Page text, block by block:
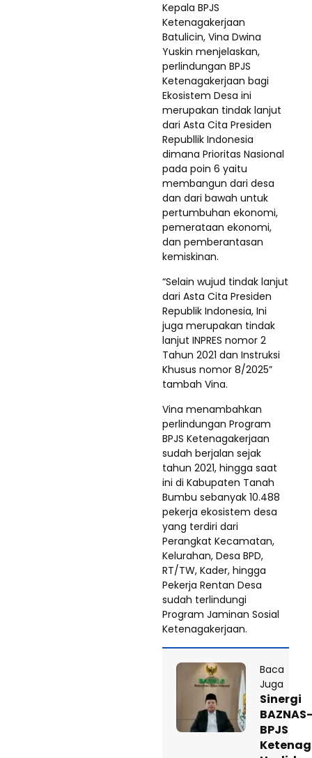
Kepala BPJS
Ketenagakerjaan
Batulicin, Vina Dwina
Yuskin menjelaskan,
perlindungan BPJS
Ketenagakerjaan bagi
Ekosistem Desa ini
merupakan tindak lanjut
dari Asta Cita Presiden
Republlik Indonesia
dimana Prioritas Nasional
pada poin 6 yaitu
membangun dari desa
dan dari bawah untuk
pertumbuhan ekonomi,
pemerataan ekonomi,
dan pemberantasan
kemiskinan.
“Selain wujud tindak lanjut
dari Asta Cita Presiden
Republik Indonesia, Ini
juga merupakan tindak
lanjut INPRES nomor 2
Tahun 2021 dan Instruksi
Khusus nomor 8/2025”
tambah Vina.
Vina menambahkan
perlindungan Program
BPJS Ketenagakerjaan
sudah berjalan sejak
tahun 2021, hingga saat
ini di Kabupaten Tanah
Bumbu sebanyak 10.488
pekerja ekosistem desa
yang terdiri dari
Perangkat Kecamatan,
Kelurahan, Desa BPD,
RT/TW, Kader, hingga
Pekerja Rentan Desa
sudah terlindungi
Program Jaminan Sosial
Ketenagakerjaan.
Baca
Juga
Sinergi
BPJS